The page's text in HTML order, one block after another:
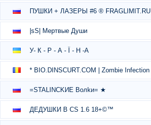
ПУШКИ + ЛАЗЕРЫ #6 ® FRAGLIMIT.RU
|sS| Мертвые Души
У- К - Р - А - Ї - Н -А
* BIO.DINSCURT.COM | Zombie Infection
=STALINCKИE Boлkи= ★
ДЕДУШКИ В CS 1.6 18+©™